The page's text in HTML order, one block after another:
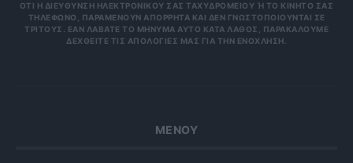
Η ΔΙΕΎΘΥΝΣΗ ΗΛΕΚΤΡΟΝΙΚΟΎ ΣΑΣ ΤΑΧΥΔΡΟΜΕΊΟΥ Ή ΤΟ ΚΙΝΗΤΌ ΣΑΣ ΤΗΛΈ
ΦΩΝΟ, ΠΑΡΑΜΈΝΟΥΝ ΑΠΌΡΡΗΤΑ ΚΑΙ ΔΕΝ ΓΝΩΣΤΟΠΟΙΟΎΝΤΑΙ ΣΕ ΤΡΊΤ
ΟΥΣ. ΕΆΝ ΛΆΒΑΤΕ ΤΟ ΜΉΝΥΜΑ ΑΥΤΌ ΚΑΤΆ ΛΆΘΟΣ, ΠΑΡΑΚΑΛΟΎΜΕ ΔΕΧΘ
ΕΊΤΕ ΤΙΣ ΑΠΟΛΟΓΊΕΣ ΜΑΣ ΓΙΑ ΤΗΝ ΕΝΌΧΛΗΣΗ.
ΜΕΝΟΥ